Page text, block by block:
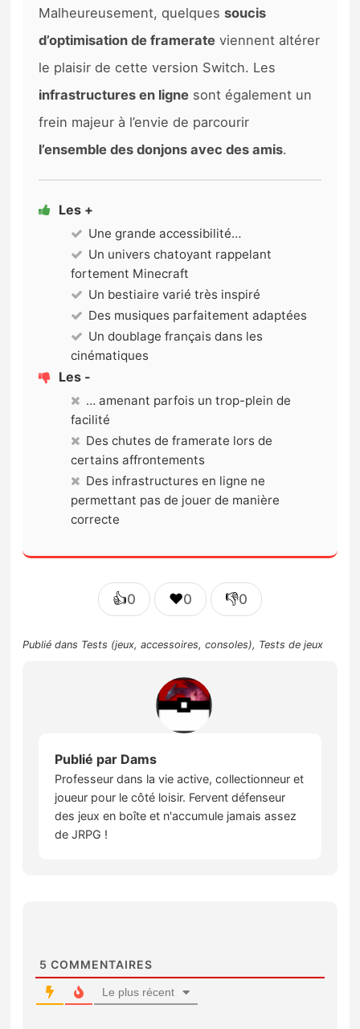
Malheureusement, quelquessoucis
d’optimisation de framerate viennent altérer
le plaisir de cette version Switch. Les
infrastructures en ligne sont également un
frein majeur à l’envie de parcourir
l’ensemble des donjons avec des amis.
Les +
Une grande accessibilité…
Un univers chatoyant rappelant
fortement Minecraft
Un bestiaire varié très inspiré
Des musiques parfaitement adaptées
Un doublage français dans les
cinématiques
Les -
… amenant parfois un trop-plein de
facilité
Des chutes de framerate lors de
certains affrontements
Des infrastructures en ligne ne
permettant pas de jouer de manière
correcte
👍0 ❤️0 👎0
Publié dans Tests (jeux, accessoires, consoles), Tests de jeux
Publié par Dams
Professeur dans la vie active, collectionneur et
joueur pour le côté loisir. Fervent défenseur
des jeux en boîte et n'accumule jamais assez
de JRPG !
5 COMMENTAIRES
Le plus récent